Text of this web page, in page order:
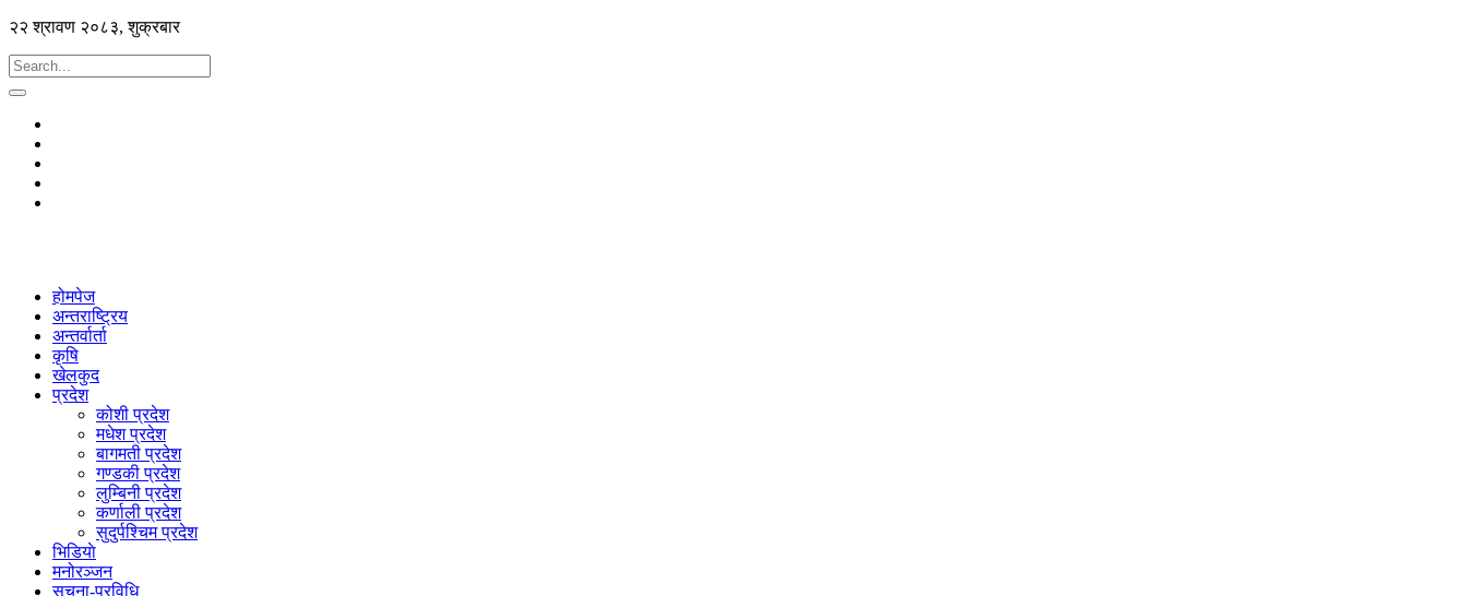
२२ श्रावण २०८३, शुक्रबार
होमपेज
अन्तराष्ट्रिय
अन्तर्वार्ता
कृषि
खेलकुद
प्रदेश
कोशी प्रदेश
मधेश प्रदेश
बागमती प्रदेश
गण्डकी प्रदेश
लुम्बिनी प्रदेश
कर्णाली प्रदेश
सुदुर्पश्चिम प्रदेश
भिडियाे
मनोरञ्जन
सूचना-प्रविधि